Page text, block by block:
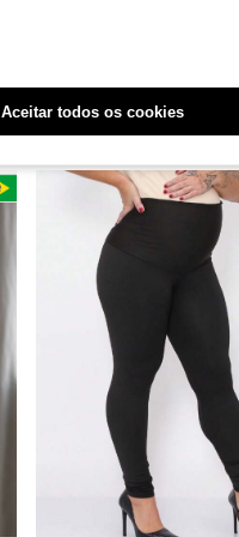
Envio Nacional
Aceitar todos os cookies